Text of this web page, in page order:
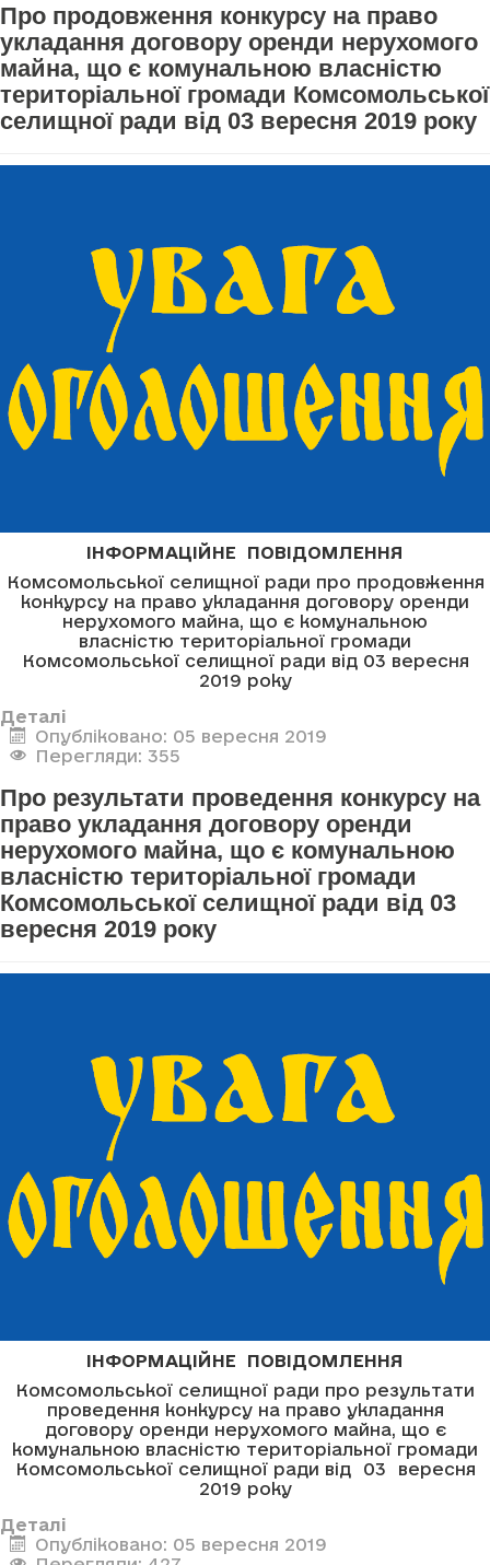
Про продовження конкурсу на право
укладання договору оренди нерухомого
майна, що є комунальною власністю
територіальної громади Комсомольської
селищної ради від 03 вересня 2019 року
ІНФОРМАЦІЙНЕ ПОВІДОМЛЕННЯ
Комсомольської селищної ради про продовження
конкурсу на право укладання договору оренди
нерухомого майна, що є комунальною
власністю територіальної громади
Комсомольської селищної ради від 03 вересня
2019 року
Деталі
Опубліковано: 05 вересня 2019
Перегляди: 355
Про результати проведення конкурсу на
право укладання договору оренди
нерухомого майна, що є комунальною
власністю територіальної громади
Комсомольської селищної ради від 03
вересня 2019 року
ІНФОРМАЦІЙНЕ ПОВІДОМЛЕННЯ
Комсомольської селищної ради про результати
проведення конкурсу на право укладання
договору оренди нерухомого майна, що є
комунальною власністю територіальної громади
Комсомольської селищної ради від 03 вересня
2019 року
Деталі
Опубліковано: 05 вересня 2019